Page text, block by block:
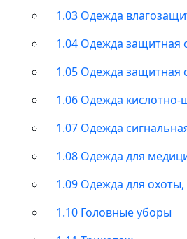
1.03 Одежда
1.04 Одежда защитная
1.05 Одежда защитная
1.06 Одежда кислотно-
1.07 Одежда
1.08 Одежда для
1.09 Одежда для
1.10 Головные уборы